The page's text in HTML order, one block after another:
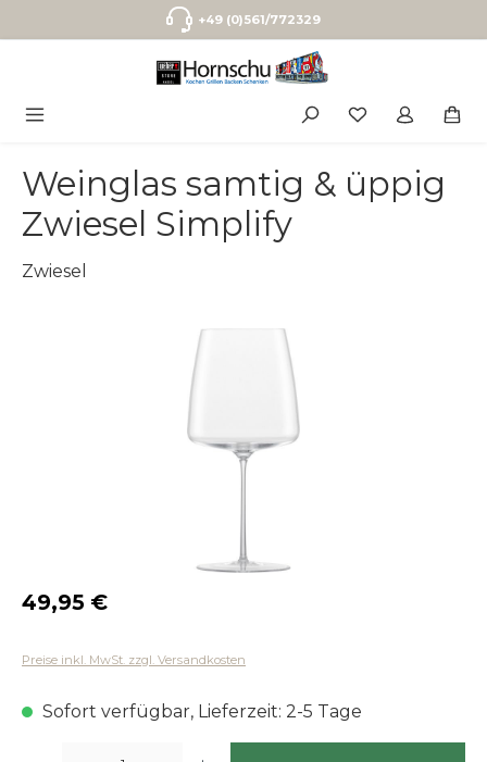
Zum Hauptinhalt springen+49 (0)561/772329
Weinglas samtig & üppig
Zwiesel Simplify
Zwiesel
Bildergalerie überspringen
Regulärer Preis:
49,95 €
Preise inkl. MwSt. zzgl. Versandkosten
Sofort verfügbar, Lieferzeit: 2-5 Tage